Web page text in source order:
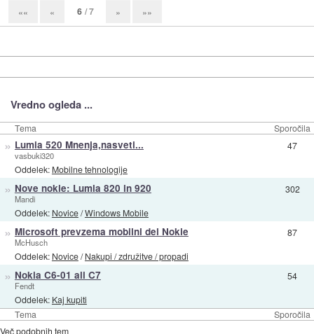
«« « 6 / 7 » »»
Vredno ogleda ...
Tema Sporočila
Tema Sporočila
» Lumia 520 Mnenja,nasveti...
vasbuki320
Oddelek: Mobilne tehnologije
47
» Nove nokie: Lumia 820 in 920
Mandi
Oddelek: Novice/Windows Mobile
302
» Microsoft prevzema mobilni del Nokie
McHusch
Oddelek: Novice/Nakupi / združitve / propadi
87
» Nokia C6-01 ali C7
Fendt
Oddelek: Kaj kupiti
54
Več podobnih tem